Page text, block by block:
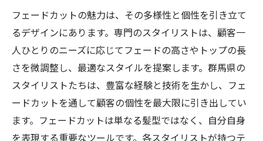
フェードカットの魅力は、その多様性と個性を引き立て
るデザインにあります。専門のスタイリストは、顧客一
人ひとりのニーズに応じてフェードの高さやトップの長
さを微調整し、最適なスタイルを提案します。群馬県の
スタイリストたちは、豊富な経験と技術を生かし、フェ
ードカットを通して顧客の個性を最大限に引き出してい
ます。フェードカットは単なる髪型ではなく、自分自身
を表現する重要なツールです。各スタイリストが持つテ